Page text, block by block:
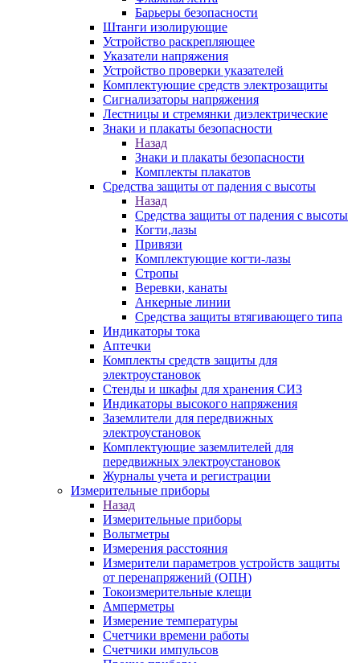
Барьеры безопасности
Штанги изолирующие
Устройство раскрепляющее
Указатели напряжения
Устройство проверки указателей
Комплектующие средств электрозащиты
Сигнализаторы напряжения
Лестницы и стремянки диэлектрические
Знаки и плакаты безопасности
Назад
Знаки и плакаты безопасности
Комплекты плакатов
Средства защиты от падения с высоты
Назад
Средства защиты от падения с высоты
Когти,лазы
Привязи
Комплектующие когти-лазы
Стропы
Веревки, канаты
Анкерные линии
Средства защиты втягивающего типа
Индикаторы тока
Аптечки
Комплекты средств защиты для
электроустановок
Стенды и шкафы для хранения СИЗ
Индикаторы высокого напряжения
Заземлители для передвижных
электроустановок
Комплектующие заземлителей для
передвижных электроустановок
Журналы учета и регистрации
Измерительные приборы
Назад
Измерительные приборы
Вольтметры
Измерения расстояния
Измерители параметров устройств защиты
от перенапряжений (ОПН)
Токоизмерительные клещи
Амперметры
Измерение температуры
Счетчики времени работы
Счетчики импульсов